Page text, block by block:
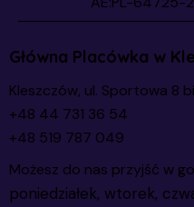
Główna Placówka w
Kleszczów, ul. Sportowa 8
+48 44 731 36 54
+48 519 787 049
Możesz do nas przyjść w
poniedziałek, wtorek,